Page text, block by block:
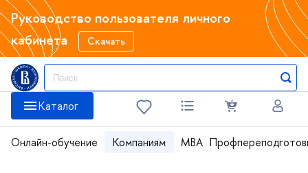
Руководство пользователя личного
кабинета
Скачать
Каталог
Онлайн-обучение Компаниям MBA